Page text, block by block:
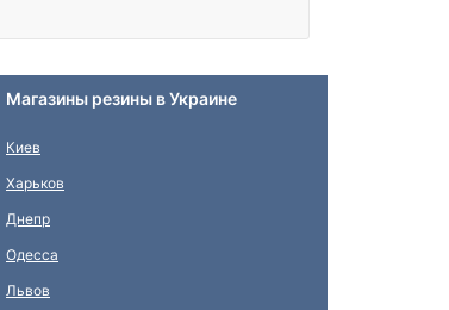
Магазины резины в Украине
Киев
Харьков
Днепр
Одесса
Львов